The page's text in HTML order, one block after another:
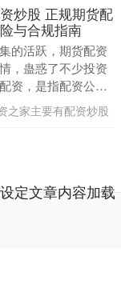
炒股 正规期货配
与合规指南
的活跃，期货配资
，蛊惑了不少投资
资，是指配资公司
资者以自有资金算
之家主要有配资炒股
定文章内容加载